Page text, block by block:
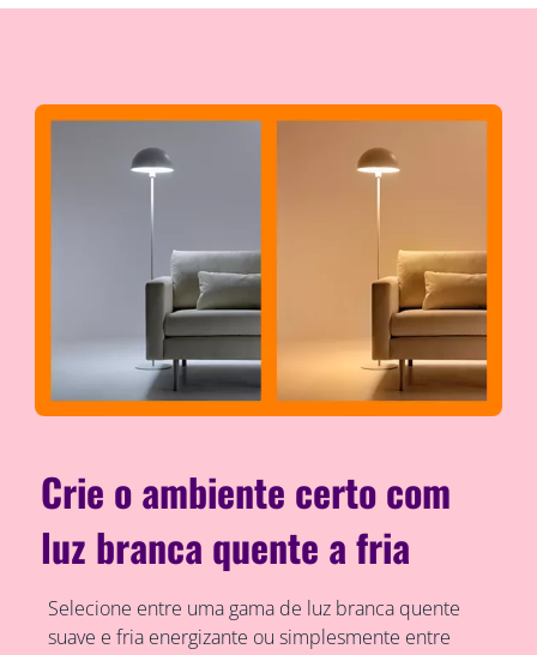
Crie o ambiente certo com
luz branca quente a fria
Selecione entre uma gama de luz branca quente
suave e fria energizante ou simplesmente entre